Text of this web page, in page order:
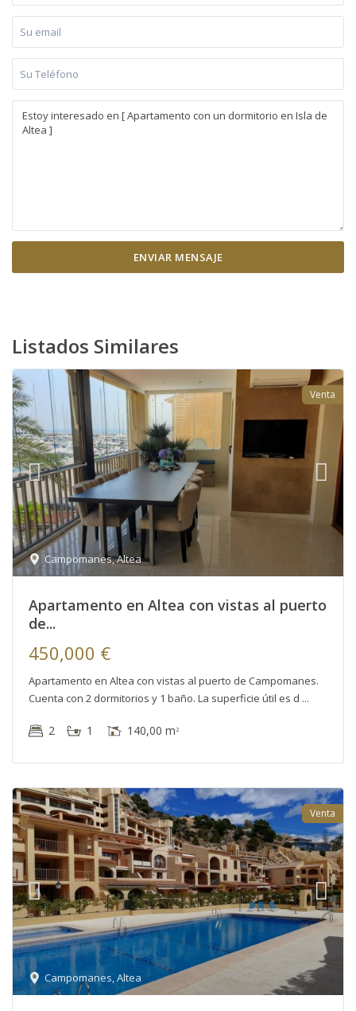
Listados Similares
Campomanes,Altea
Venta
Apartamento en Altea con vistas al puerto
de...
450,000 €
Apartamento en Altea con vistas al puerto de Campomanes.
Cuenta con 2 dormitorios y 1 baño. La superficie útil es d
2 1 140,00 m2
Campomanes,Altea
Venta